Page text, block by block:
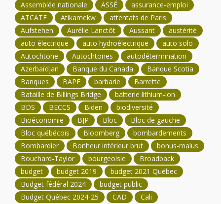
Assemblée nationale ASSÉ
assurance-emploi
ATCATF
Atikamekw
attentats de Paris
Aufstehen
Aurélie Lanctôt Aussant
austérité
auto électrique
auto hydroélectrique
auto solo
Autochtone
Autochtones
autodétermination
Azerbaïdjan
Banque du Canada
Banque Scotia
Banques
BAPE barbarie
Barrette
Bataille de Billings Bridge
batterie lithium-ion
BDS
BECCS Biden
biodiversité
Bioéconomie
BJP Bloc
Bloc de gauche
Bloc québécois
Bloomberg
bombardements
Bombardier
Bonheur intérieur brut
bonus-malus
Bouchard-Taylor
bourgeoisie
Broadback
budget
budget 2019
budget 2021 Québec
Budget fédéral 2024
budget public
Budget Québec 2024-25
CAD
Cali